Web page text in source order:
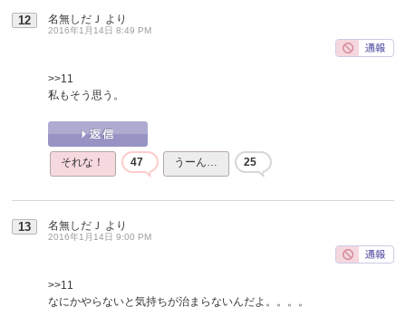
12 名無しだＪ より
2016年1月14日 8:49 PM
>>11
私もそう思う。
それな！ 47 うーん… 25
13 名無しだＪ より
2016年1月14日 9:00 PM
>>11
なにかやらないと気持ちが治まらないんだよ。。。。